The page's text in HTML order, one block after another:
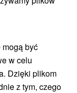
mogą być
w celu
Dzięki plikom
z tym, czego